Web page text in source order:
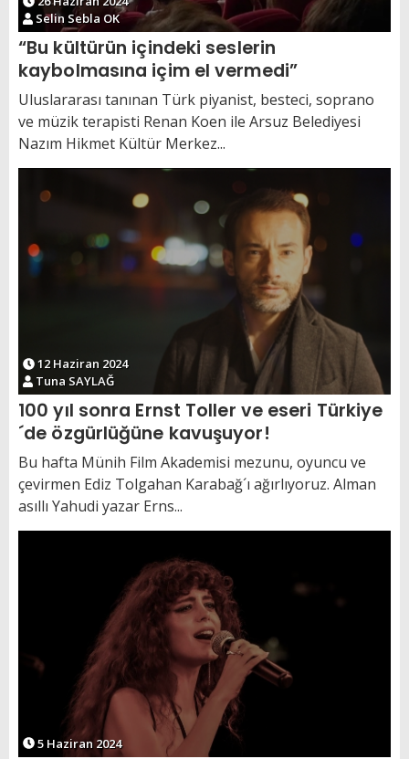
Selin Sebla OK
“Bu kültürün içindeki seslerin
kaybolmasına içim el vermedi”
Uluslararası tanınan Türk piyanist, besteci, soprano
ve müzik terapisti Renan Koen ile Arsuz Belediyesi
Nazım Hikmet Kültür Merkez...
12 Haziran 2024
Tuna SAYLAĞ
100 yıl sonra Ernst Toller ve eseri Türkiye
´de özgürlüğüne kavuşuyor!
Bu hafta Münih Film Akademisi mezunu, oyuncu ve
çevirmen Ediz Tolgahan Karabağ´ı ağırlıyoruz. Alman
asıllı Yahudi yazar Erns...
5 Haziran 2024